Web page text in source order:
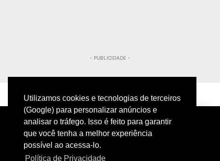
Utilizamos cookies e tecnologias de terceiros
(Google) para personalizar anúncios e
analisar o tráfego. Isso é feito para garantir
que você tenha a melhor experiência
possível ao acessa-lo.
Política de Privacidade
- PUBLICIDADE -